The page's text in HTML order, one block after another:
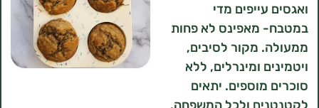
מדי
מאפינס לא פחות
מקור לסיבים,
ומינרלים, ללא
מוספים. יתאים